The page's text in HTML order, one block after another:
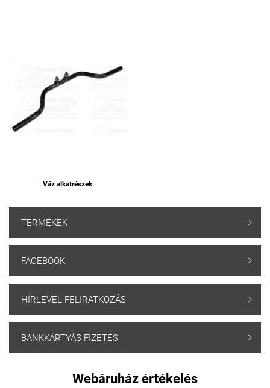
Váz alkatrészek
TERMÉKEK 
FACEBOOK 
HÍRLEVÉL FELIRATKOZÁS 
BANKKÁRTYÁS FIZETÉS 
Webáruház értékelés